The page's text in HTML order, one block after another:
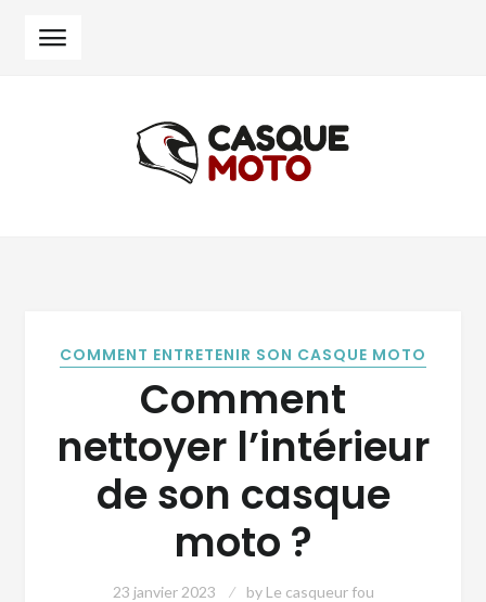
COMMENT ENTRETENIR SON CASQUE MOTO
Comment
nettoyer l’intérieur
de son casque
moto ?
23 janvier 2023 by Le casqueur fou